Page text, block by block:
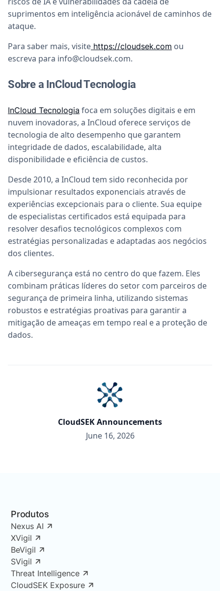
suprimentos em inteligência acionável de caminhos de
ataque.
Para saber mais, visite https://cloudsek.com ou
escreva para info@cloudsek.com.
Sobre a InCloud Tecnologia
InCloud Tecnologia foca em soluções digitais e em
nuvem inovadoras, a InCloud oferece serviços de
tecnologia de alto desempenho que garantem
integridade de dados, escalabilidade, alta
disponibilidade e eficiência de custos.
Desde 2010, a InCloud tem sido reconhecida por
impulsionar resultados exponenciais através de
experiências excepcionais para o cliente. Sua equipe
de especialistas certificados está equipada para
resolver desafios tecnológicos complexos com
estratégias personalizadas e adaptadas aos negócios
dos clientes.
A cibersegurança está no centro do que fazem. Eles
combinam práticas líderes do setor com parceiros de
segurança de primeira linha, utilizando sistemas
robustos e estratégias proativas para garantir a
mitigação de ameaças em tempo real e a proteção de
dados.
CloudSEK Announcements
June 16, 2026
Produtos
Nexus AI
XVigil
BeVigil
SVigil
Threat Intelligence
CloudSEK Exposure